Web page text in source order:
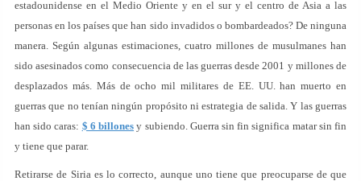
estadounidense en el Medio Oriente y en el sur y el centro de Asia a las
personas en los países que han sido invadidos o bombardeados? De ninguna
manera. Según algunas estimaciones, cuatro millones de musulmanes han
sido asesinados como consecuencia de las guerras desde 2001 y millones de
desplazados más. Más de ocho mil militares de EE. UU. han muerto en
guerras que no tenían ningún propósito ni estrategia de salida. Y las guerras
han sido caras: $ 6 billones y subiendo. Guerra sin fin significa matar sin fin
y tiene que parar.
Retirarse de Siria es lo correcto, aunque uno tiene que preocuparse de que